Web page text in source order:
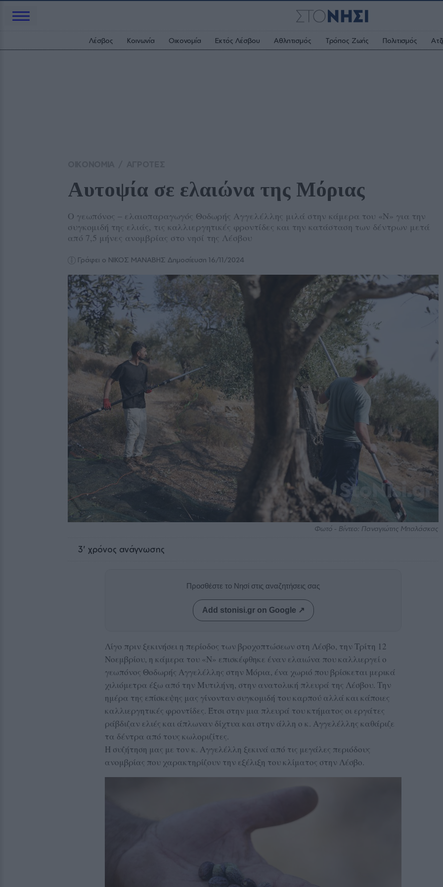
Λέσβος Κοινωνία Οικονομία Εκτός Λέσβου Αθλητισμός Τρόπος Ζωής Πολιτισμός
Αυτοψία σε ελαιώνα της Μόριας
Ο γεωπόνος – ελαιοπαραγωγός Θοδωρής Αγγελέλλης μιλά στην κάμερα του «Ν» για την
συγκομιδή της ελιάς, τις καλλιεργητικές φροντίδες και την κατάσταση των δέντρων μετά
από 7,5 μήνες ανομβρίας στο νησί της Λέσβου
Γράφει ο ΝΙΚΟΣ ΜΑΝΑΒΗΣ Δημοσίευση 16/11/2024
Φωτό - Βίντεο: Παναγιώτης Μπαλάσκας
3' χρόνος ανάγνωσης
Προσθέστε το Νησί στις αναζητήσεις σας
Add stonisi.gr on Google ↗
Λίγο πριν ξεκινήσει η περίοδος των βροχοπτώσεων στη Λέσβο, την Τρίτη 12
Νοεμβρίου, η κάμερα του «Ν» επισκέφθηκε έναν ελαιώνα που καλλιεργεί ο
γεωπόνος Θοδωρής Αγγελέλλης στην Μόρια, ένα χωριό που βρίσκεται μερικά
χιλιόμετρα έξω από την Μυτιλήνη, στην ανατολική πλευρά της Λέσβου. Την
ημέρα της επίσκεψης μας γίνονταν συγκομιδή του καρπού αλλά και κάποιες
καλλιεργητικές φροντίδες. Έτσι στην μια πλευρά του κτήματος οι εργάτες
ράβδιζαν ελιές και άπλωναν δίχτυα και στην άλλη ο κ. Αγγελέλλης καθάριζε
τα δέντρα από τους κωλοριζίτες.
Η συζήτηση μας με τον κ. Αγγελέλλη ξεκινά από τις μεγάλες περιόδους
ανομβρίας που χαρακτηρίζουν την εξέλιξη του κλίματος στην Λέσβο.